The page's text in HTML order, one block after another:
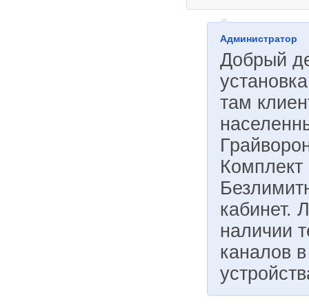
Администратор
Добрый
там
Комплект
кабинет.
наличии
каналов